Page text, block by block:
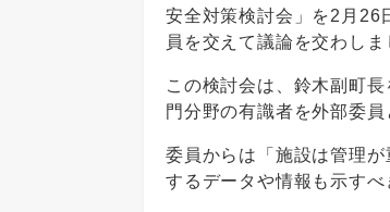
安全対策検討会」を2月26
員を交えて議論を交わしま
この検討会は、鈴木副町
門分野の有識者を外部委員
委員からは「施設は管理
するデータや情報も示すべ